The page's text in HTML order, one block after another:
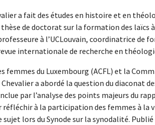
a fait des études en histoire et en
de doctorat sur la formation des laïcs à
à l’UCLouvain, coordinatrice de
internationale de recherche en
du Luxembourg (ACFL) et la
a abordé la question du diaconat
par l’analyse des points majeurs du
réfléchir à la participation des femmes à la
lors du Synode sur la synodalité.